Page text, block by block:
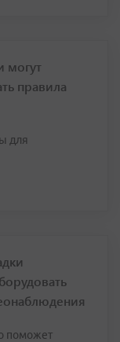
могут
правила
для
поможет